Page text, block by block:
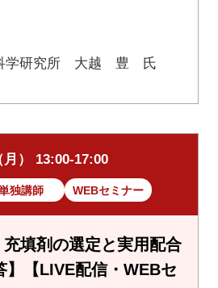
学研究所 大越 豊 氏
月） 13:00-17:00
独講師 WEBセミナー
填剤の選定と実用配合
】【LIVE配信・WEBセ